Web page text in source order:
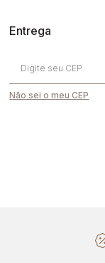
Não sei o meu CEP